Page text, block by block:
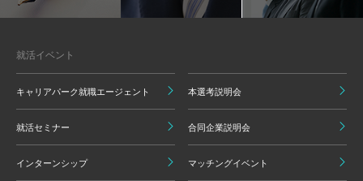
就活イベント
キャリアパーク就職エージェント 本選考説明会
就活セミナー 合同企業説明会
インターンシップ マッチングイベント